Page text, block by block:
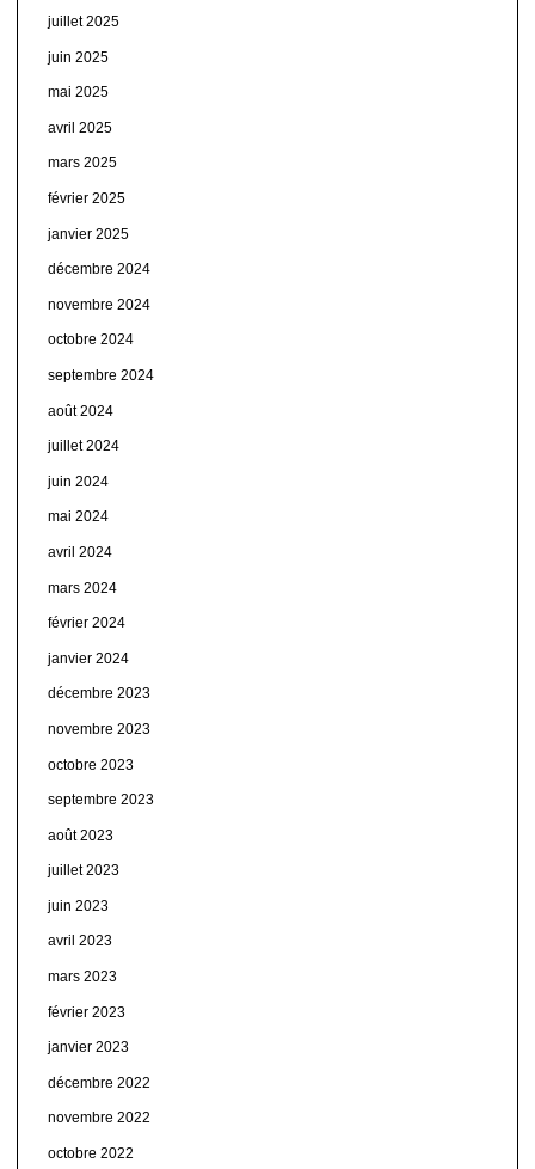
juillet 2025
juin 2025
mai 2025
avril 2025
mars 2025
février 2025
janvier 2025
décembre 2024
novembre 2024
octobre 2024
septembre 2024
août 2024
juillet 2024
juin 2024
mai 2024
avril 2024
mars 2024
février 2024
janvier 2024
décembre 2023
novembre 2023
octobre 2023
septembre 2023
août 2023
juillet 2023
juin 2023
avril 2023
mars 2023
février 2023
janvier 2023
décembre 2022
novembre 2022
octobre 2022